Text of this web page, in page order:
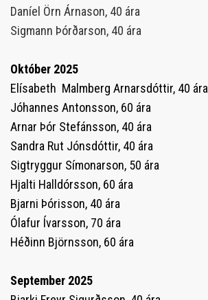
Daníel Örn Árnason, 40 ára
Sigmann Þórðarson, 40 ára
Október 2025
Elísabeth Malmberg Arnarsdóttir, 40 ára
Jóhannes Antonsson, 60 ára
Arnar Þór Stefánsson, 40 ára
Sandra Rut Jónsdóttir, 40 ára
Sigtryggur Símonarson, 50 ára
Hjalti Halldórsson, 60 ára
Bjarni Þórisson, 40 ára
Ólafur Ívarsson, 70 ára
Héðinn Björnsson, 60 ára
September 2025